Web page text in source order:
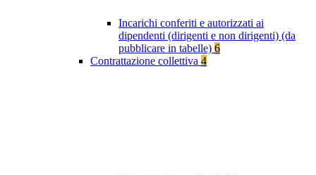
Incarichi conferiti e autorizzati ai
dipendenti (dirigenti e non dirigenti) (da
pubblicare in tabelle) 6
Contrattazione collettiva 4